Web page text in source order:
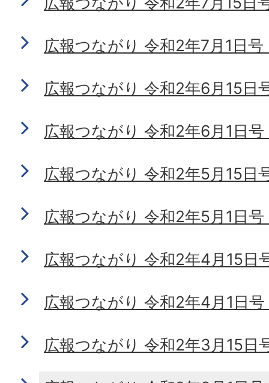
広報つながり 令和2年7月1日号
広報つながり 令和2年6月15日
広報つながり 令和2年6月1日号
広報つながり 令和2年5月15日
広報つながり 令和2年5月1日
広報つながり 令和2年4月15日
広報つながり 令和2年4月1日
広報つながり 令和2年3月15日